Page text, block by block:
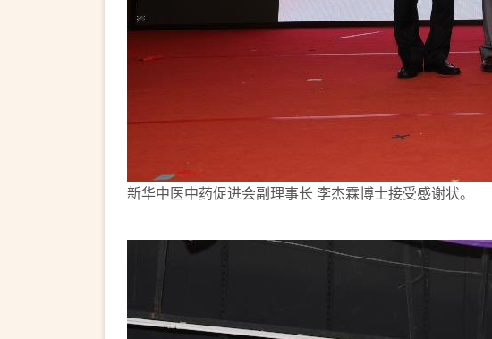
新华中医中药促进会副理事长 李杰霖博士接受感谢状。